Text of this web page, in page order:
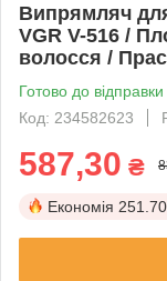
Випрямляч
VGR V-516 /
волосся /
Готово до відправки
Код: 234582623
587,30 ₴
Економія